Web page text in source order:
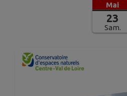
Mai
23
Sam.